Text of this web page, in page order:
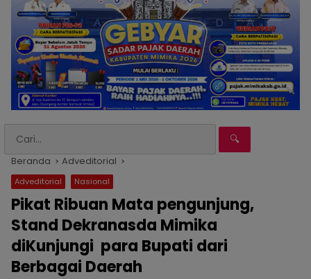
🔍
Beranda Adveditorial
Adveditorial Nasional
Pikat Ribuan Mata pengunjung,
Stand Dekranasda Mimika
diKunjungi para Bupati dari
Berbagai Daerah